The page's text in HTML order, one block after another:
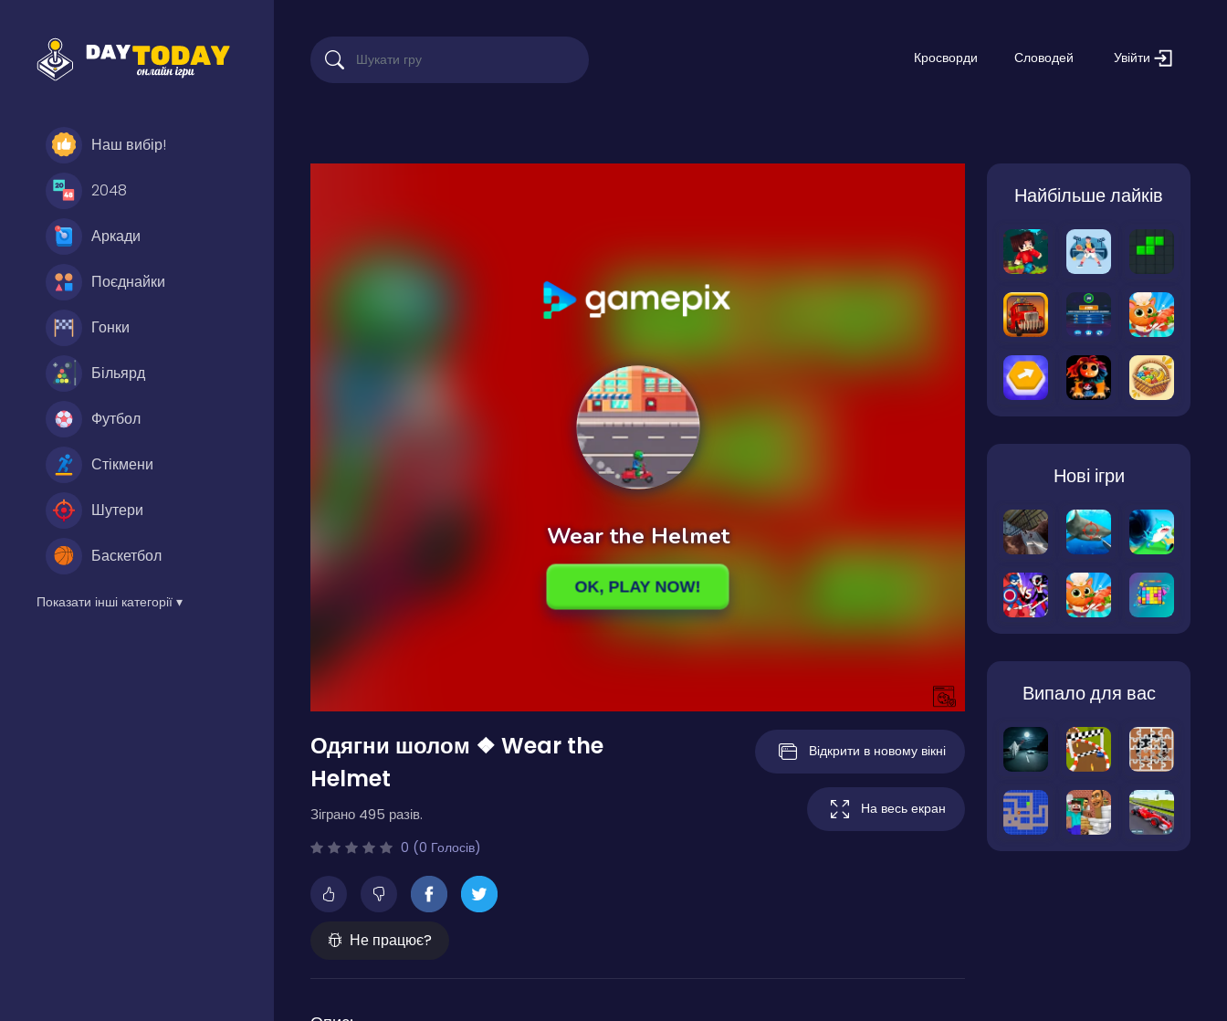
Наш вибір!
2048
Аркади
Поєднайки
Гонки
Більярд
Футбол
Стікмени
Шутери
Баскетбол
Показати інші категорії ▾
Кросворди Словодей Увійти
Одягни шолом ❖ Wear the
Helmet
Зіграно 495 разів.
0 (0 Голосів)
Не працює?
Відкрити в новому вікні
На весь екран
Найбільше лайків
Нові ігри
Випало для вас